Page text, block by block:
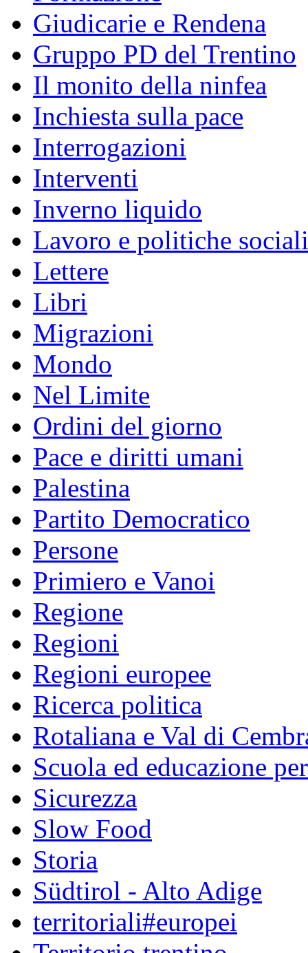
Giudicarie e Rendena
Gruppo PD del Trentino
Il monito della ninfea
Inchiesta sulla pace
Interrogazioni
Interventi
Inverno liquido
Lavoro e politiche sociali
Lettere
Libri
Migrazioni
Mondo
Nel Limite
Ordini del giorno
Pace e diritti umani
Palestina
Partito Democratico
Persone
Primiero e Vanoi
Regione
Regioni
Regioni europee
Ricerca politica
Rotaliana e Val di
Scuola ed educazione
Sicurezza
Slow Food
Storia
Südtirol - Alto Adige
territoriali#europei